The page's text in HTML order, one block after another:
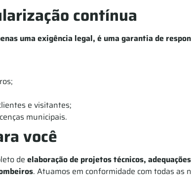
contínua
uma exigência legal, é uma garantia de
e visitantes;
municipais.
você
deelaboração de projetos técnicos,
. Atuamos em conformidade com todas as